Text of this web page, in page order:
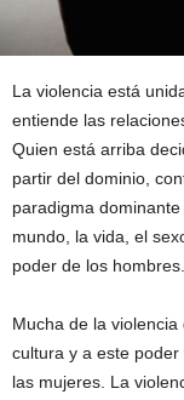
La violencia está
entiende las
Quien está arriba
partir del dominio,
paradigma
mundo, la vida, el
poder de los hombres.
Mucha de la
cultura y a este
las mujeres. La